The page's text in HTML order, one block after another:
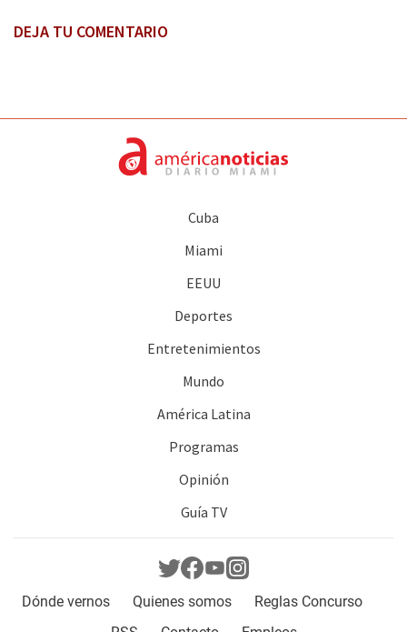
DEJA TU COMENTARIO
Cuba
Miami
EEUU
Deportes
Entretenimientos
Mundo
América Latina
Programas
Opinión
Guía TV
Dónde vernos Quienes somos
Reglas Concurso